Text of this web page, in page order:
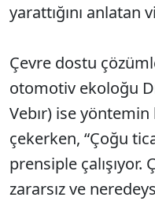
yarattığını anlatan
Çevre dostu
otomotiv ekoloğu
Vebır) ise
çekerken, “Çoğu
prensiple çalışıyor.
zararsız ve